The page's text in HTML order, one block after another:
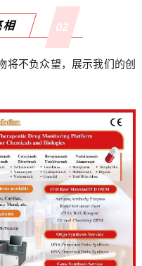
相 02
将不负众望，展示我们的创